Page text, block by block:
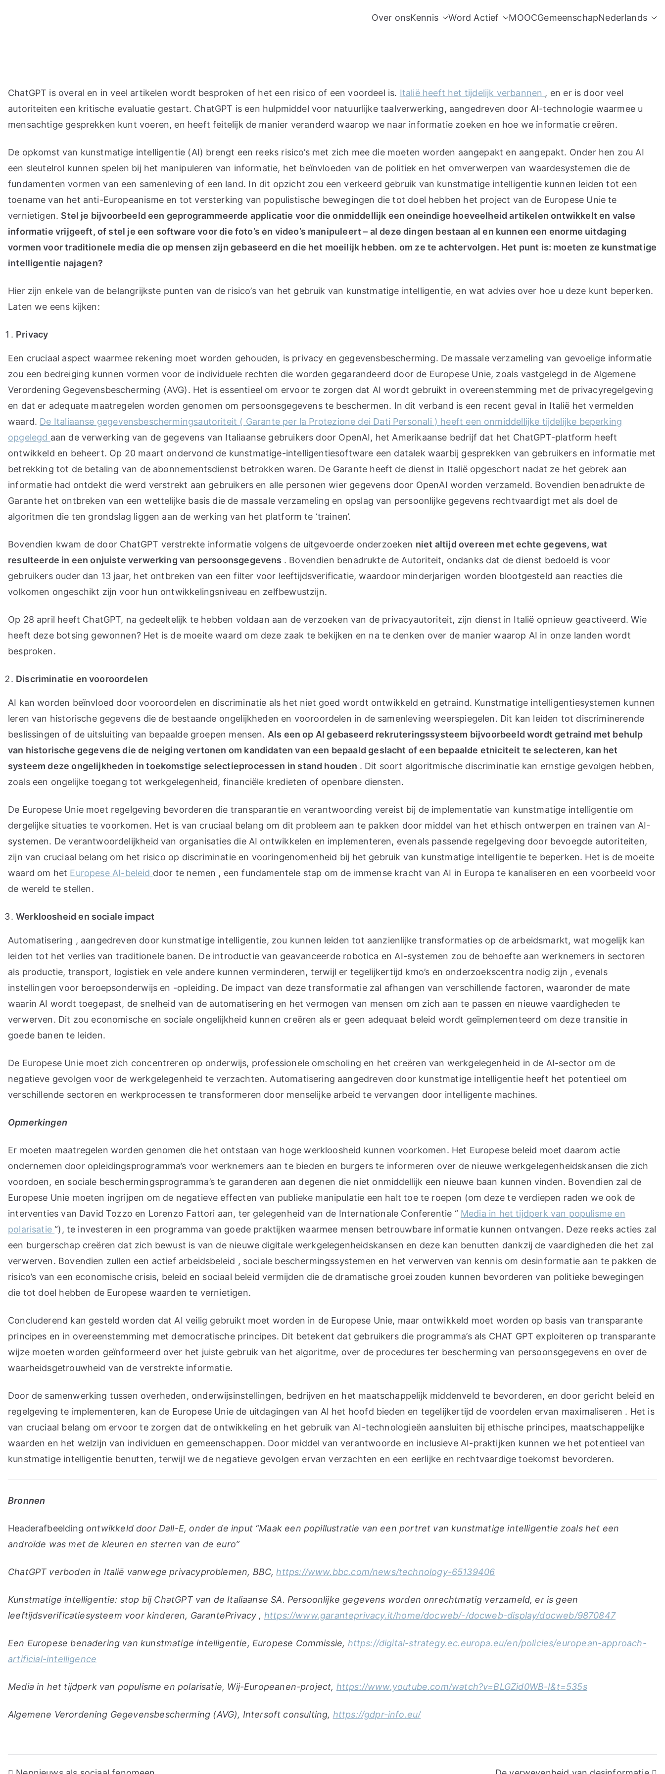
Over onsKennis Word Actief MOOCGemeenschapNederlands
ChatGPT is overal en in veel artikelen wordt besproken of het een risico of een voordeel is. Italië heeft het tijdelijk verbannen , en er is door veel
autoriteiten een kritische evaluatie gestart. ChatGPT is een hulpmiddel voor natuurlijke taalverwerking, aangedreven door AI-technologie waarmee u
mensachtige gesprekken kunt voeren, en heeft feitelijk de manier veranderd waarop we naar informatie zoeken en hoe we informatie creëren.
De opkomst van kunstmatige intelligentie (AI) brengt een reeks risico’s met zich mee die moeten worden aangepakt en aangepakt. Onder hen zou AI
een sleutelrol kunnen spelen bij het manipuleren van informatie, het beïnvloeden van de politiek en het omverwerpen van waardesystemen die de
fundamenten vormen van een samenleving of een land. In dit opzicht zou een verkeerd gebruik van kunstmatige intelligentie kunnen leiden tot een
toename van het anti-Europeanisme en tot versterking van populistische bewegingen die tot doel hebben het project van de Europese Unie te
vernietigen. Stel je bijvoorbeeld een geprogrammeerde applicatie voor die onmiddellijk een oneindige hoeveelheid artikelen ontwikkelt en valse
informatie vrijgeeft, of stel je een software voor die foto’s en video’s manipuleert – al deze dingen bestaan al en kunnen een enorme uitdaging
vormen voor traditionele media die op mensen zijn gebaseerd en die het moeilijk hebben. om ze te achtervolgen. Het punt is: moeten ze kunstmatige
intelligentie najagen?
Hier zijn enkele van de belangrijkste punten van de risico’s van het gebruik van kunstmatige intelligentie, en wat advies over hoe u deze kunt beperken.
Laten we eens kijken:
Privacy
Een cruciaal aspect waarmee rekening moet worden gehouden, is privacy en gegevensbescherming. De massale verzameling van gevoelige informatie
zou een bedreiging kunnen vormen voor de individuele rechten die worden gegarandeerd door de Europese Unie, zoals vastgelegd in de Algemene
Verordening Gegevensbescherming (AVG). Het is essentieel om ervoor te zorgen dat AI wordt gebruikt in overeenstemming met de privacyregelgeving
en dat er adequate maatregelen worden genomen om persoonsgegevens te beschermen. In dit verband is een recent geval in Italië het vermelden
waard. De Italiaanse gegevensbeschermingsautoriteit ( Garante per la Protezione dei Dati Personali ) heeft een onmiddellijke tijdelijke beperking
opgelegd aan de verwerking van de gegevens van Italiaanse gebruikers door OpenAI, het Amerikaanse bedrijf dat het ChatGPT-platform heeft
ontwikkeld en beheert. Op 20 maart ondervond de kunstmatige-intelligentiesoftware een datalek waarbij gesprekken van gebruikers en informatie met
betrekking tot de betaling van de abonnementsdienst betrokken waren. De Garante heeft de dienst in Italië opgeschort nadat ze het gebrek aan
informatie had ontdekt die werd verstrekt aan gebruikers en alle personen wier gegevens door OpenAI worden verzameld. Bovendien benadrukte de
Garante het ontbreken van een wettelijke basis die de massale verzameling en opslag van persoonlijke gegevens rechtvaardigt met als doel de
algoritmen die ten grondslag liggen aan de werking van het platform te ‘trainen’.
Bovendien kwam de door ChatGPT verstrekte informatie volgens de uitgevoerde onderzoeken niet altijd overeen met echte gegevens, wat
resulteerde in een onjuiste verwerking van persoonsgegevens . Bovendien benadrukte de Autoriteit, ondanks dat de dienst bedoeld is voor
gebruikers ouder dan 13 jaar, het ontbreken van een filter voor leeftijdsverificatie, waardoor minderjarigen worden blootgesteld aan reacties die
volkomen ongeschikt zijn voor hun ontwikkelingsniveau en zelfbewustzijn.
Op 28 april heeft ChatGPT, na gedeeltelijk te hebben voldaan aan de verzoeken van de privacyautoriteit, zijn dienst in Italië opnieuw geactiveerd. Wie
heeft deze botsing gewonnen? Het is de moeite waard om deze zaak te bekijken en na te denken over de manier waarop AI in onze landen wordt
besproken.
Discriminatie en vooroordelen
AI kan worden beïnvloed door vooroordelen en discriminatie als het niet goed wordt ontwikkeld en getraind. Kunstmatige intelligentiesystemen kunnen
leren van historische gegevens die de bestaande ongelijkheden en vooroordelen in de samenleving weerspiegelen. Dit kan leiden tot discriminerende
beslissingen of de uitsluiting van bepaalde groepen mensen. Als een op AI gebaseerd rekruteringssysteem bijvoorbeeld wordt getraind met behulp
van historische gegevens die de neiging vertonen om kandidaten van een bepaald geslacht of een bepaalde etniciteit te selecteren, kan het
systeem deze ongelijkheden in toekomstige selectieprocessen in stand houden . Dit soort algoritmische discriminatie kan ernstige gevolgen hebben,
zoals een ongelijke toegang tot werkgelegenheid, financiële kredieten of openbare diensten.
De Europese Unie moet regelgeving bevorderen die transparantie en verantwoording vereist bij de implementatie van kunstmatige intelligentie om
dergelijke situaties te voorkomen. Het is van cruciaal belang om dit probleem aan te pakken door middel van het ethisch ontwerpen en trainen van AI-
systemen. De verantwoordelijkheid van organisaties die AI ontwikkelen en implementeren, evenals passende regelgeving door bevoegde autoriteiten,
zijn van cruciaal belang om het risico op discriminatie en vooringenomenheid bij het gebruik van kunstmatige intelligentie te beperken. Het is de moeite
waard om het Europese AI-beleid door te nemen , een fundamentele stap om de immense kracht van AI in Europa te kanaliseren en een voorbeeld voor
de wereld te stellen.
Werkloosheid en sociale impact
Automatisering , aangedreven door kunstmatige intelligentie, zou kunnen leiden tot aanzienlijke transformaties op de arbeidsmarkt, wat mogelijk kan
leiden tot het verlies van traditionele banen. De introductie van geavanceerde robotica en AI-systemen zou de behoefte aan werknemers in sectoren
als productie, transport, logistiek en vele andere kunnen verminderen, terwijl er tegelijkertijd kmo’s en onderzoekscentra nodig zijn , evenals
instellingen voor beroepsonderwijs en -opleiding. De impact van deze transformatie zal afhangen van verschillende factoren, waaronder de mate
waarin AI wordt toegepast, de snelheid van de automatisering en het vermogen van mensen om zich aan te passen en nieuwe vaardigheden te
verwerven. Dit zou economische en sociale ongelijkheid kunnen creëren als er geen adequaat beleid wordt geïmplementeerd om deze transitie in
goede banen te leiden.
De Europese Unie moet zich concentreren op onderwijs, professionele omscholing en het creëren van werkgelegenheid in de AI-sector om de
negatieve gevolgen voor de werkgelegenheid te verzachten. Automatisering aangedreven door kunstmatige intelligentie heeft het potentieel om
verschillende sectoren en werkprocessen te transformeren door menselijke arbeid te vervangen door intelligente machines.
Opmerkingen
Er moeten maatregelen worden genomen die het ontstaan van hoge werkloosheid kunnen voorkomen. Het Europese beleid moet daarom actie
ondernemen door opleidingsprogramma’s voor werknemers aan te bieden en burgers te informeren over de nieuwe werkgelegenheidskansen die zich
voordoen, en sociale beschermingsprogramma’s te garanderen aan degenen die niet onmiddellijk een nieuwe baan kunnen vinden. Bovendien zal de
Europese Unie moeten ingrijpen om de negatieve effecten van publieke manipulatie een halt toe te roepen (om deze te verdiepen raden we ook de
interventies van David Tozzo en Lorenzo Fattori aan, ter gelegenheid van de Internationale Conferentie “ Media in het tijdperk van populisme en
polarisatie“), te investeren in een programma van goede praktijken waarmee mensen betrouwbare informatie kunnen ontvangen. Deze reeks acties zal
een burgerschap creëren dat zich bewust is van de nieuwe digitale werkgelegenheidskansen en deze kan benutten dankzij de vaardigheden die het zal
verwerven. Bovendien zullen een actief arbeidsbeleid , sociale beschermingssystemen en het verwerven van kennis om desinformatie aan te pakken de
risico’s van een economische crisis, beleid en sociaal beleid vermijden die de dramatische groei zouden kunnen bevorderen van politieke bewegingen
die tot doel hebben de Europese waarden te vernietigen.
Concluderend kan gesteld worden dat AI veilig gebruikt moet worden in de Europese Unie, maar ontwikkeld moet worden op basis van transparante
principes en in overeenstemming met democratische principes. Dit betekent dat gebruikers die programma’s als CHAT GPT exploiteren op transparante
wijze moeten worden geïnformeerd over het juiste gebruik van het algoritme, over de procedures ter bescherming van persoonsgegevens en over de
waarheidsgetrouwheid van de verstrekte informatie.
Door de samenwerking tussen overheden, onderwijsinstellingen, bedrijven en het maatschappelijk middenveld te bevorderen, en door gericht beleid en
regelgeving te implementeren, kan de Europese Unie de uitdagingen van AI het hoofd bieden en tegelijkertijd de voordelen ervan maximaliseren . Het is
van cruciaal belang om ervoor te zorgen dat de ontwikkeling en het gebruik van AI-technologieën aansluiten bij ethische principes, maatschappelijke
waarden en het welzijn van individuen en gemeenschappen. Door middel van verantwoorde en inclusieve AI-praktijken kunnen we het potentieel van
kunstmatige intelligentie benutten, terwijl we de negatieve gevolgen ervan verzachten en een eerlijke en rechtvaardige toekomst bevorderen.
Bronnen
Headerafbeelding ontwikkeld door Dall-E, onder de input “Maak een popillustratie van een portret van kunstmatige intelligentie zoals het een
androïde was met de kleuren en sterren van de euro”
ChatGPT verboden in Italië vanwege privacyproblemen, BBC, https://www.bbc.com/news/technology-65139406
Kunstmatige intelligentie: stop bij ChatGPT van de Italiaanse SA. Persoonlijke gegevens worden onrechtmatig verzameld, er is geen
leeftijdsverificatiesysteem voor kinderen, GarantePrivacy , https://www.garanteprivacy.it/home/docweb/-/docweb-display/docweb/9870847
Een Europese benadering van kunstmatige intelligentie, Europese Commissie, https://digital-strategy.ec.europa.eu/en/policies/european-approach-
artificial-intelligence
Media in het tijdperk van populisme en polarisatie, Wij-Europeanen-project, https://www.youtube.com/watch?v=BLGZid0WB-I&t=535s
Algemene Verordening Gegevensbescherming (AVG), Intersoft consulting, https://gdpr-info.eu/
Post